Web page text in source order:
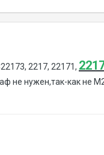
2217, 22171,
не нужен,так-как не